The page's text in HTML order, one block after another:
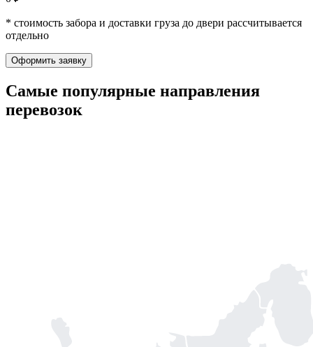
* стоимость забора и доставки груза до двери рассчитывается
отдельно
Оформить заявку
Самые популярные направления
перевозок